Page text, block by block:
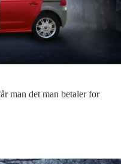
man det man betaler for